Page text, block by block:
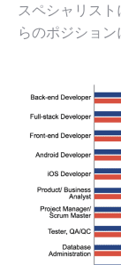
スペシャリス
らのポジション